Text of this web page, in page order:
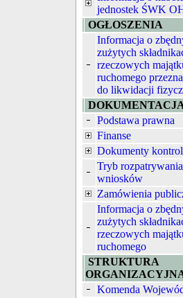
jednostek ŚWK
OGŁOSZENIA
Informacja o
zużytych
rzeczowych
ruchomego
do likwidacji
Podstawa prawna
Finanse
Dokumenty
Tryb rozpatrywania
wniosków
Zamówienia
Informacja o
zużytych
rzeczowych
ruchomego
STRUKTURA
Komenda